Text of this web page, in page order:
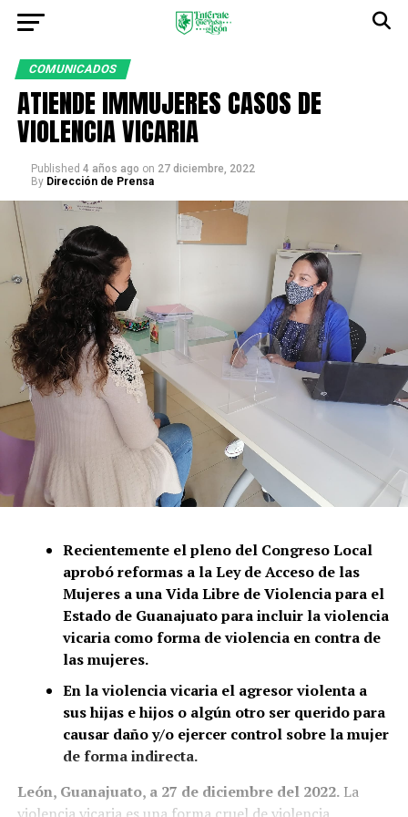
COMUNICADOS
ATIENDE IMMUJERES CASOS DE
VIOLENCIA VICARIA
Published 4 años ago on 27 diciembre, 2022
By Dirección de Prensa
Recientemente el pleno del Congreso Local
aprobó reformas a la Ley de Acceso de las
Mujeres a una Vida Libre de Violencia para el
Estado de Guanajuato para incluir la violencia
vicaria como forma de violencia en contra de
las mujeres.
En la violencia vicaria el agresor violenta a
sus hijas e hijos o algún otro ser querido para
causar daño y/o ejercer control sobre la mujer
de forma indirecta.
León, Guanajuato, a 27 de diciembre del 2022.La